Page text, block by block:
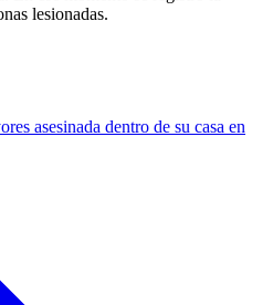
lesionadas.
asesinada dentro de su casa en